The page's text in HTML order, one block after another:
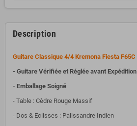
Description
Guitare Classique 4/4 Kremona Fiesta F65C
- Guitare Vérifiée et Réglée avant Expédition
- Emballage Soigné
- Table : Cèdre Rouge Massif
- Dos & Eclisses : Palissandre Indien